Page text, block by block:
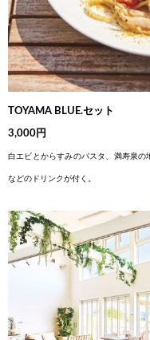
TOYAMA BLUE.セット
3,000円
白エビとからすみのパスタ、満寿泉の
などのドリンクが付く。